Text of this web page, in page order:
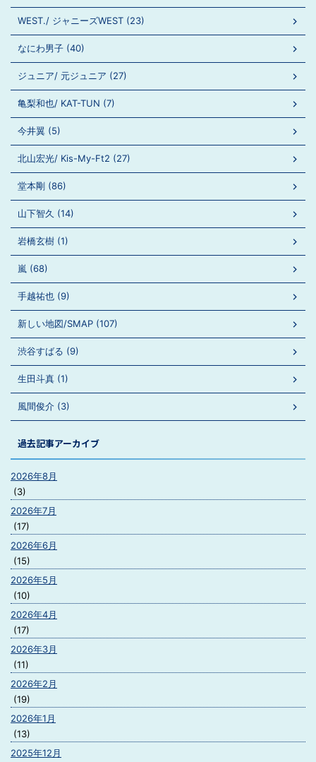
WEST./ ジャニーズWEST (23)
なにわ男子 (40)
ジュニア/ 元ジュニア (27)
亀梨和也/ KAT-TUN (7)
今井翼 (5)
北山宏光/ Kis-My-Ft2 (27)
堂本剛 (86)
山下智久 (14)
岩橋玄樹 (1)
嵐 (68)
手越祐也 (9)
新しい地図/SMAP (107)
渋谷すばる (9)
生田斗真 (1)
風間俊介 (3)
過去記事アーカイブ
2026年8月
(3)
2026年7月
(17)
2026年6月
(15)
2026年5月
(10)
2026年4月
(17)
2026年3月
(11)
2026年2月
(19)
2026年1月
(13)
2025年12月